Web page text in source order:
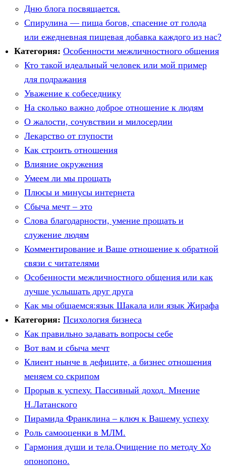
Дню блога посвящается.
Спирулина — пища богов, спасение от голода
или ежедневная пищевая добавка каждого из нас?
Категория: Особенности межличностного общения
Кто такой идеальный человек или мой пример
для подражания
Уважение к собеседнику
На сколько важно доброе отношение к людям
О жалости, сочувствии и милосердии
Лекарство от глупости
Как строить отношения
Влияние окружения
Умеем ли мы прощать
Плюсы и минусы интернета
Сбыча мечт – это
Слова благодарности, умение прощать и
служение людям
Комментирование и Ваше отношение к обратной
связи с читателями
Особенности межличностного общения или как
лучше услышать друг друга
Как мы общаемся:язык Шакала или язык Жирафа
Категория: Психология бизнеса
Как правильно задавать вопросы себе
Вот вам и сбыча мечт
Клиент нынче в дефиците, а бизнес отношения
меняем со скрипом
Прорыв к успеху. Пассивный доход. Мнение
Н.Латанского
Пирамида Франклина – ключ к Вашему успеху
Роль самооценки в МЛМ.
Гармония души и тела.Очищение по методу Хо
опонопоно.